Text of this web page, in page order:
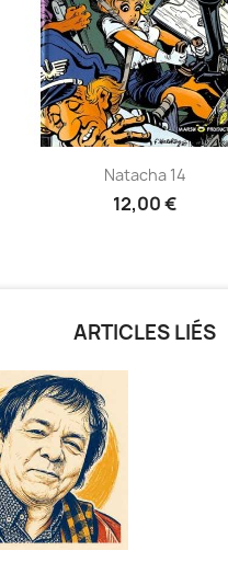
Natacha 14
12,00 €
ARTICLES LIÉS